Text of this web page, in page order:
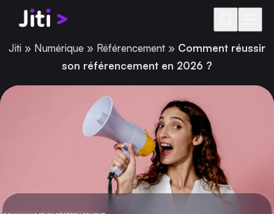
Aller au contenu
Jiti » Numérique » Référencement » Comment réussir
son référencement en 2026 ?